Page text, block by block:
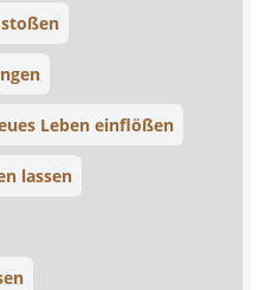
Leben einflößen
lassen